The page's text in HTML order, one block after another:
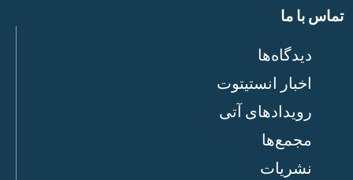
تماس با ما
دیدگاه‌ها
اخبار انستیتوت
رویدادهای آتی
مجمع‌ها
نشریات